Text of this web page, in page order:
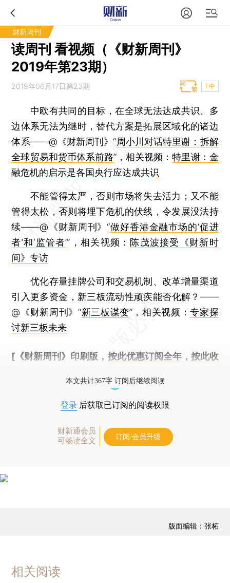
财新周刊
读周刊 看视频（《财新周刊》
2019年第23期）
2019年06月17日第23期 T中
中欧有共同的目标，在全球无法达成共识、多
边体系无法为继时，替代方案是拓展区域化的诸边
体系——@《财新周刊》“周小川对话特里谢：拆解
全球贸易和货币体系前路”，相关视频：特里谢：金
融危机的启示是各国央行应达成共识
不能管得太严，否则市场将失去活力；又不能
管得太松，否则将埋下危机的伏线，令发展没法持
续——@《财新周刊》“做好香港金融市场的‘促进
者’和‘监管者’”，相关视频： 陈茂波接受《财新时
间》专访
优化存量挂牌公司和交易机制、改革增量渠道
引入更多资金，新三板流动性顽疾能否化解？——
@《财新周刊》“新三板谋变”，相关视频：专家探
讨新三板未来
[《财新周刊》印刷版， 按此优惠订阅全年， 按此收
本文共计367字 订阅后继续阅读
登录 后获取已订阅的阅读权限
财新通会员
可畅读全文
订阅/会员升级
版面编辑：张柘
相关阅读